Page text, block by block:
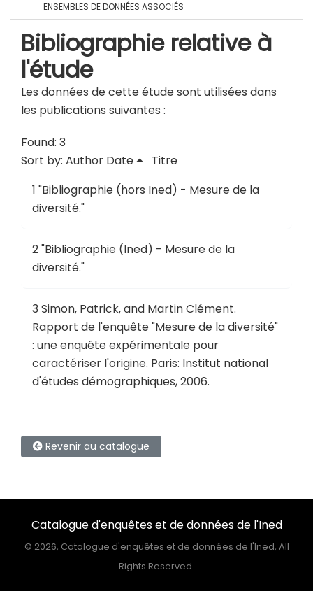
ENSEMBLES DE DONNÉES ASSOCIÉS
Bibliographie relative à
l'étude
Les données de cette étude sont utilisées dans
les publications suivantes :
Found: 3
Sort by: Author Date
Titre
1 "Bibliographie (hors Ined) - Mesure de la
diversité."
2"Bibliographie (Ined) - Mesure de la
diversité."
3Simon, Patrick, and Martin Clément.
Rapport de l'enquête "Mesure de la diversité"
: une enquête expérimentale pour
caractériser l'origine. Paris: Institut national
d'études démographiques, 2006.
Revenir au catalogue
Catalogue d'enquêtes et de données de l'Ined
© 2026, Catalogue d'enquêtes et de données de l'Ined, All
Rights Reserved.